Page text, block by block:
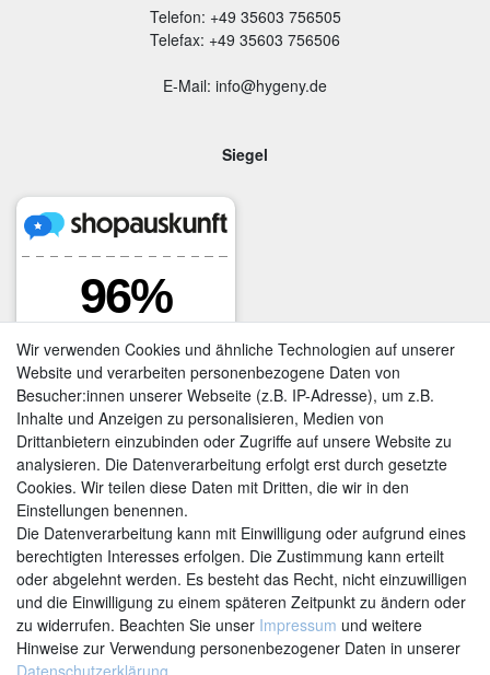
Telefon: +49 35603 756505
Telefax: +49 35603 756506
E-Mail: info@hygeny.de
Siegel
Vertrag widerrufen
Wir verwenden Cookies und ähnliche Technologien auf unserer
Website und verarbeiten personenbezogene Daten von
Besucher:innen unserer Webseite (z.B. IP-Adresse), um z.B.
Inhalte und Anzeigen zu personalisieren, Medien von
Drittanbietern einzubinden oder Zugriffe auf unsere Website zu
analysieren. Die Datenverarbeitung erfolgt erst durch gesetzte
Cookies. Wir teilen diese Daten mit Dritten, die wir in den
Einstellungen benennen.
Die Datenverarbeitung kann mit Einwilligung oder aufgrund eines
berechtigten Interesses erfolgen. Die Zustimmung kann erteilt
oder abgelehnt werden. Es besteht das Recht, nicht einzuwilligen
und die Einwilligung zu einem späteren Zeitpunkt zu ändern oder
zu widerrufen. Beachten Sie unser Impressum und weitere
Hinweise zur Verwendung personenbezogener Daten in unserer
Daten­schutz­erklärung